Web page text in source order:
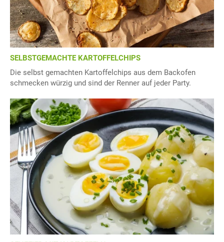
SELBSTGEMACHTE KARTOFFELCHIPS
Die selbst gemachten Kartoffelchips aus dem Backofen
schmecken würzig und sind der Renner auf jeder Party.